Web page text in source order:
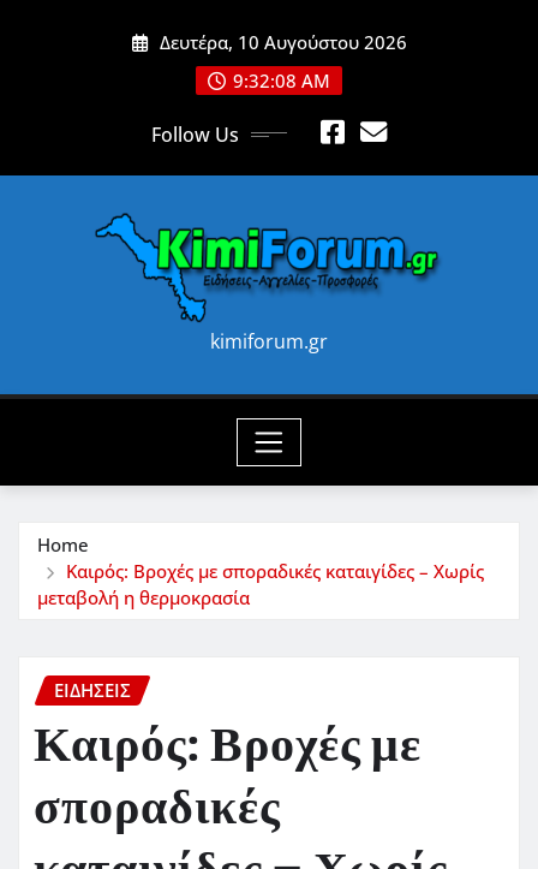
Δευτέρα, 10 Αυγούστου 2026
9:32:10 AM
Follow Us
kimiforum.gr
Home
Καιρός: Βροχές με σποραδικές καταιγίδες – Χωρίς
μεταβολή η θερμοκρασία
ΕΙΔΗΣΕΙΣ
Καιρός: Βροχές με
σποραδικές